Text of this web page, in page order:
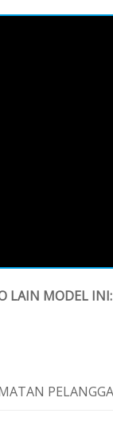
LAIN MODEL INI: